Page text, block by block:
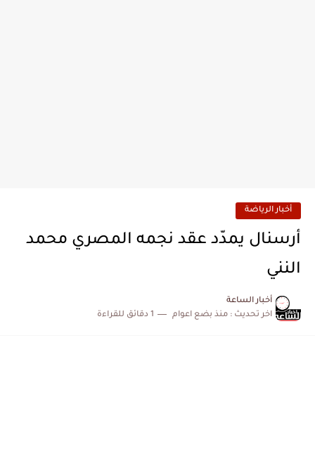
أخبار الرياضة
أرسنال يمدّد عقد نجمه المصري محمد
النني
أخبار الساعة
اخر تحديث : منذ بضع اعوام 1 دقائق للقراءة